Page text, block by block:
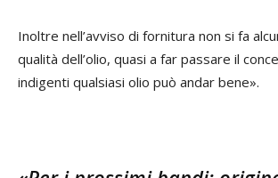
Inoltre nell’avviso di fornitura non si fa
qualità dell’olio, quasi a far passare il
indigenti qualsiasi olio può andar bene».